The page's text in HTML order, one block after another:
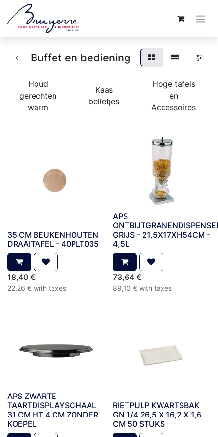
Buffet en bediening
Houd
gerechten
warm
Kaas
belletjes
Hoge tafels
en
Accessoires
35 CM BEUKENHOUTEN
DRAAITAFEL - 40PLT035
18,40 €
22,26 € with taxes
APS
GRIJS - 21,5X17XH54CM -
4,5L
73,64€
89,10 € with taxes
APS ZWARTE
TAARTDISPLAYSCHAAL
31 CM HT 4 CM ZONDER
KOEPEL
RIETPULP KWARTSBAK
GN 1/4 26,5 X 16,2 X 1,6
CM 50 STUKS